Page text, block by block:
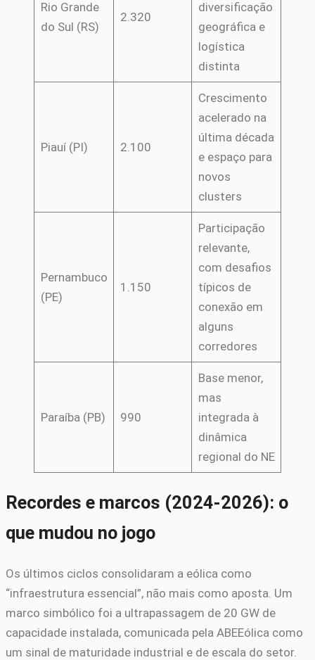
Rio Grande
do Sul (RS)
2.320
diversificação
geográfica e
logística
distinta
Piauí (PI) 2.100
Crescimento
acelerado na
última década
e espaço para
novos
clusters
Pernambuco
(PE)
1.150
Participação
relevante,
com desafios
típicos de
conexão em
alguns
corredores
Paraíba (PB) 990
Base menor,
mas
integrada à
dinâmica
regional do NE
Recordes e marcos (2024-2026): o
que mudou no jogo
Os últimos ciclos consolidaram a eólica como
“infraestrutura essencial”, não mais como aposta. Um
marco simbólico foi a ultrapassagem de 20 GW de
capacidade instalada, comunicada pela ABEEólica como
um sinal de maturidade industrial e de escala do setor.